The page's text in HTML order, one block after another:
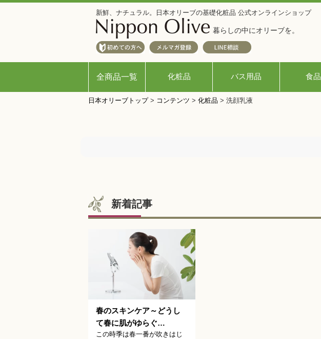
新鮮、ナチュラル。日本オリーブの基礎化粧品 公式オンラインショップ
暮らしの中にオリーブを。
全商品一覧 化粧品 バス用品 食品
日本オリーブトップ> コンテンツ > 化粧品 > 洗顔乳液
新着記事
春のスキンケア～どうし
て春に肌がゆらぐ…
この時季は春一番が吹きはじ